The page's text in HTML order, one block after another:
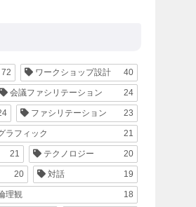
72 ワークショップ設計 40
会議ファシリテーション 24
ファシリテーション 23
ラフィック 21
21 テクノロジー 20
20 対話 19
理観 18